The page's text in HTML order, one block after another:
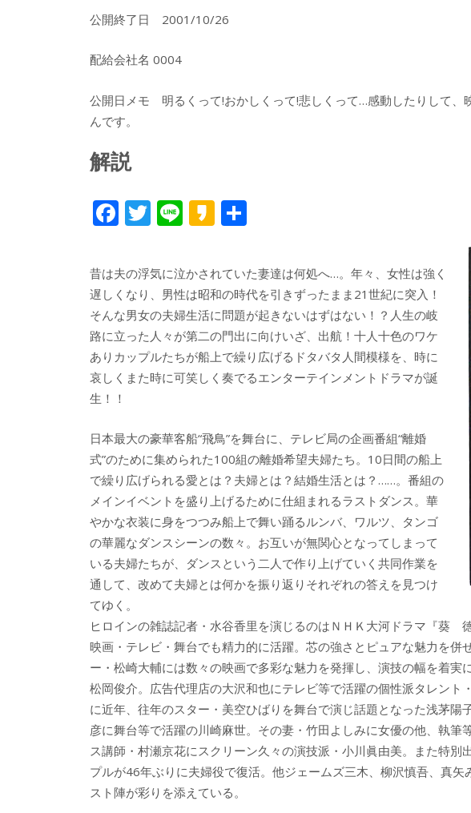
公開終了日 2001/10/26
配給会社名 0004
公開日メモ 明るくって!おかしくって!悲しくって…感動したりして、
んです。
解説
F
e
b
o
o
k
T
itt
er
Li
e
K
k
a
o
昔は夫の浮気に泣かされていた妻達は何処へ…。年々、女性は強く
遅しくなり、男性は昭和の時代を引きずったまま21世紀に突入！
そんな男女の夫婦生活に問題が起きないはずはない！？人生の岐
路に立った人々が第二の門出に向けいざ、出航！十人十色のワケ
ありカップルたちが船上で繰り広げるドタバタ人間模様を、時に
哀しくまた時に可笑しく奏でるエンターテインメントドラマが誕
生！！
日本最大の豪華客船“飛鳥”を舞台に、テレビ局の企画番組“離婚
式”のために集められた100組の離婚希望夫婦たち。10日間の船上
で繰り広げられる愛とは？夫婦とは？結婚生活とは？……。番組の
メインイベントを盛り上げるために仕組まれるラストダンス。華
やかな衣装に身をつつみ船上で舞い踊るルンバ、ワルツ、タンゴ
の華麗なダンスシーンの数々。お互いが無関心となってしまって
いる夫婦たちが、ダンスという二人で作り上げていく共同作業を
通して、改めて夫婦とは何かを振り返りそれぞれの答えを見つけ
てゆく。
ヒロインの雑誌記者・水谷香里を演じるのはＮＨＫ大河ドラマ『葵
映画・テレビ・舞台でも精力的に活躍。芯の強さとピュアな魅力を併
ー・松崎大輔には数々の映画で多彩な魅力を発揮し、演技の幅を着実
松岡俊介。広告代理店の大沢和也にテレビ等で活躍の個性派タレント
に近年、往年のスター・美空ひばりを舞台で演じ話題となった浅茅陽
彦に舞台等で活躍の川崎麻世。その妻・竹田よしみに女優の他、執筆
ス講師・村瀬京花にスクリーン久々の演技派・小川眞由美。また特別
プルが46年ぶりに夫婦役で復活。他ジェームズ三木、柳沢慎吾、真
スト陣が彩りを添えている。